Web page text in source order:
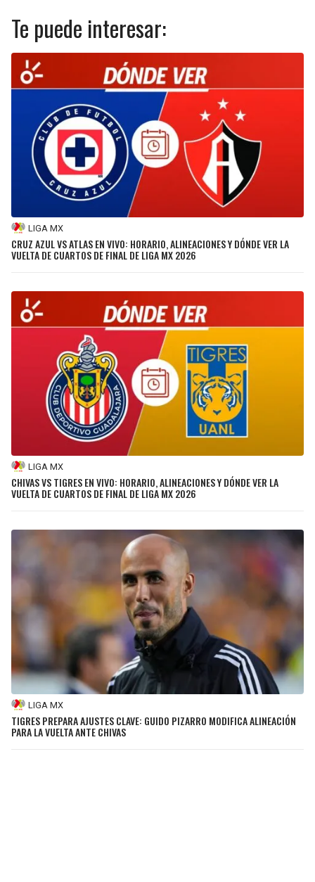
Te puede interesar:
LIGA MX
CRUZ AZUL VS ATLAS EN VIVO: HORARIO, ALINEACIONES Y DÓNDE VER LA
VUELTA DE CUARTOS DE FINAL DE LIGA MX 2026
LIGA MX
CHIVAS VS TIGRES EN VIVO: HORARIO, ALINEACIONES Y DÓNDE VER LA
VUELTA DE CUARTOS DE FINAL DE LIGA MX 2026
LIGA MX
TIGRES PREPARA AJUSTES CLAVE: GUIDO PIZARRO MODIFICA ALINEACIÓN
PARA LA VUELTA ANTE CHIVAS